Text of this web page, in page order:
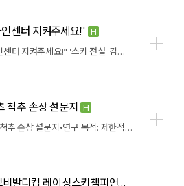
센터 지켜주세요!" H
"정선 알파인센터 지켜주세요!" '스키 전설' 김나미 대한체육회 총장의 간곡한 호소 "설상…
척추 손상 설문지 H
동계스포츠 척추 손상 설문지•연구 목적: 제한적 강설 환경(한국…
2026 카브비발디컵 레이싱스키챔피언쉽 (1월 29일)